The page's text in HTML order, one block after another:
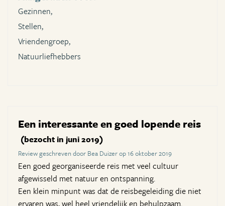
Gezinnen,
Stellen,
Vriendengroep,
Natuurliefhebbers
Een interessante en goed lopende reis
(bezocht in juni 2019)
Review geschreven door Bea Duizer op 16 oktober 2019
Een goed georganiseerde reis met veel cultuur
afgewisseld met natuur en ontspanning.
Een klein minpunt was dat de reisbegeleiding die niet
ervaren was, wel heel vriendelijk en behulpzaam.